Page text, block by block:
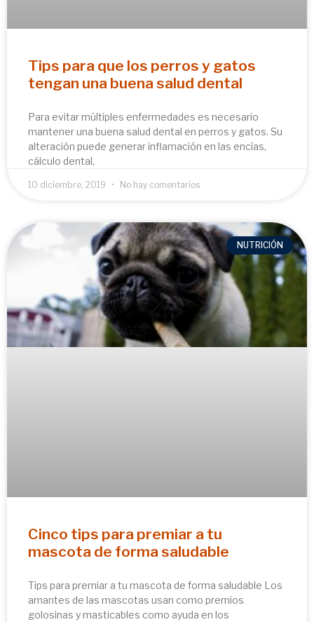
Tips para que los perros y gatos
tengan una buena salud dental
Para evitar múltiples enfermedades es necesario
mantener una buena salud dental en perros y gatos. Su
alteración puede generar inflamación en las encías,
cálculo dental,
10 diciembre, 2019 No hay comentarios
NUTRICIÓN
Cinco tips para premiar a tu
mascota de forma saludable
Tips para premiar a tu mascota de forma saludable Los
amantes de las mascotas usan como premios
golosinas y masticables como ayuda en los